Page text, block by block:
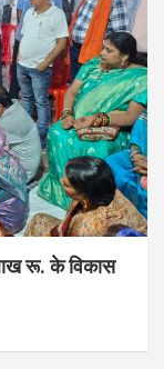
रू. के विकास